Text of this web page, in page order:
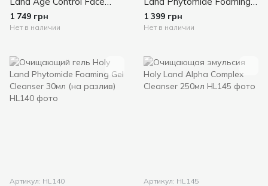
Lotion
1 749 грн
Нет в наличии
Gel Cleanser 150мл
1 399 грн
Нет в наличии
Артикул: HL140 Артикул: HL145